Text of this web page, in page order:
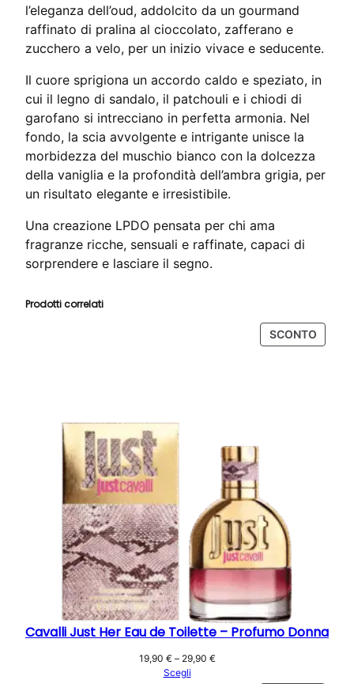
3
0
0
0
€
.
0
€
.
l’eleganza dell’oud, addolcito da un gourmand
raffinato di pralina al cioccolato, zafferano e
zucchero a velo, per un inizio vivace e seducente.
Il cuore sprigiona un accordo caldo e speziato, in
cui il legno di sandalo, il patchouli e i chiodi di
garofano si intrecciano in perfetta armonia. Nel
fondo, la scia avvolgente e intrigante unisce la
morbidezza del muschio bianco con la dolcezza
della vaniglia e la profondità dell’ambra grigia, per
un risultato elegante e irresistibile.
Una creazione LPDO pensata per chi ama
fragranze ricche, sensuali e raffinate, capaci di
sorprendere e lasciare il segno.
Prodotti correlati
SCONTO
IN
Cavalli Just Her Eau de Toilette – Profumo Donna
19,90 € – 29,90 €Fascia
Scegli